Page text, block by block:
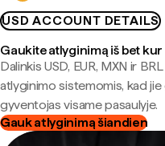
USD ACCOUNT DETAILS
Gaukite atlyginimą iš bet kur
Dalinkis USD, EUR, MXN ir
atlyginimo sistemomis, kad
gyventojas visame pasaulyje.
Gauk atlyginimą šiandien